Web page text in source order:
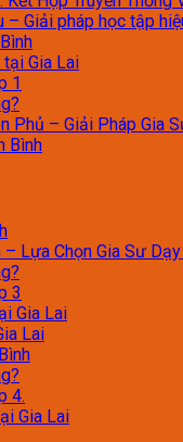
Giải pháp học tập
Gia Lai
1
Phủ – Giải Pháp Gia
Bình
Lựa Chọn Gia Sư
3
Gia Lai
Lai
4.
Gia Lai